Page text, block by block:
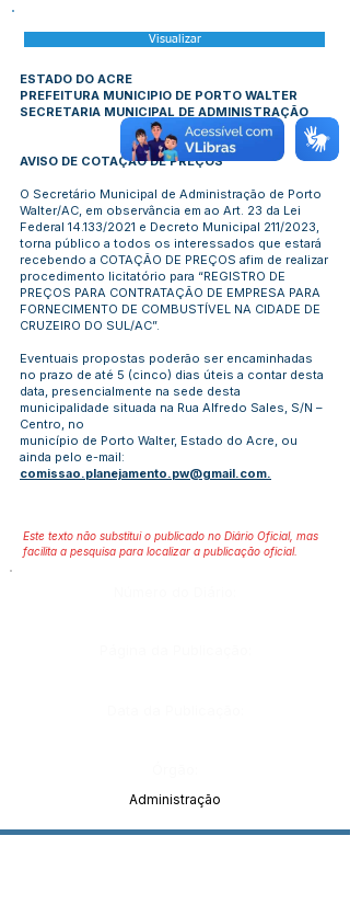
Visualizar
ESTADO DO ACRE
PREFEITURA MUNICIPIO DE PORTO WALTER
SECRETARIA MUNICIPAL DE ADMINISTRAÇÃO
AVISO DE COTAÇÃO DE PREÇOS
O Secretário Municipal de Administração de Porto
Walter/AC, em observância em ao Art. 23 da Lei
Federal 14.133/2021 e Decreto Municipal 211/2023,
torna público a todos os interessados que estará
recebendo a COTAÇÃO DE PREÇOS afim de realizar
procedimento licitatório para “REGISTRO DE
PREÇOS PARA CONTRATAÇÃO DE EMPRESA PARA
FORNECIMENTO DE COMBUSTÍVEL NA CIDADE DE
CRUZEIRO DO SUL/AC”.
Eventuais propostas poderão ser encaminhadas
no prazo de até 5 (cinco) dias úteis a contar desta
data, presencialmente na sede desta
municipalidade situada na Rua Alfredo Sales, S/N –
Centro, no
município de Porto Walter, Estado do Acre, ou
ainda pelo e-mail:
comissao.planejamento.pw@gmail.com.
Este texto não substitui o publicado no Diário Oficial, mas
facilita a pesquisa para localizar a publicação oficial.
Administração